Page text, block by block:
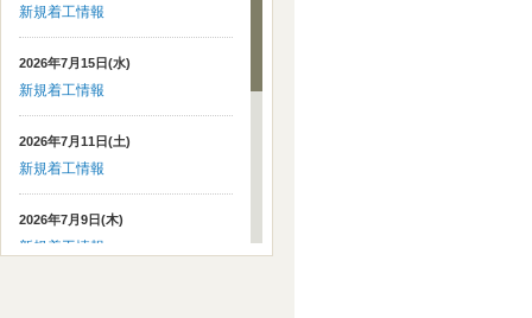
新規着工情報
2026年7月15日(水)
新規着工情報
2026年7月11日(土)
新規着工情報
2026年7月9日(木)
新規着工情報